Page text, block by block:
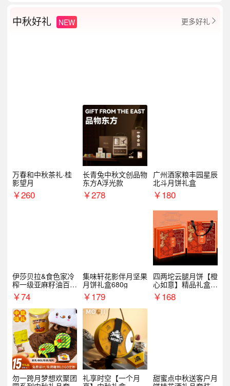
中秋好礼 NEW 更多好礼 
万春和中秋茶礼·桂
影望月
￥260
长青兔中秋文创品物
东方A浮光款
￥278
广州酒家粮丰园星辰
北斗月饼礼盒
￥180
伊莎贝拉&食色家冷
榨一级亚麻籽油百紫
千红500ml*2礼盒
￥74
集味轩花影伴月坚果
月饼礼盒680g
￥179
四两坨云腿月饼【橙
心如意】精品礼盒4
50g/盒
￥168
勿一跨月梦想欢聚团 礼享时空【一个月
甜蜜点中秋送客户月